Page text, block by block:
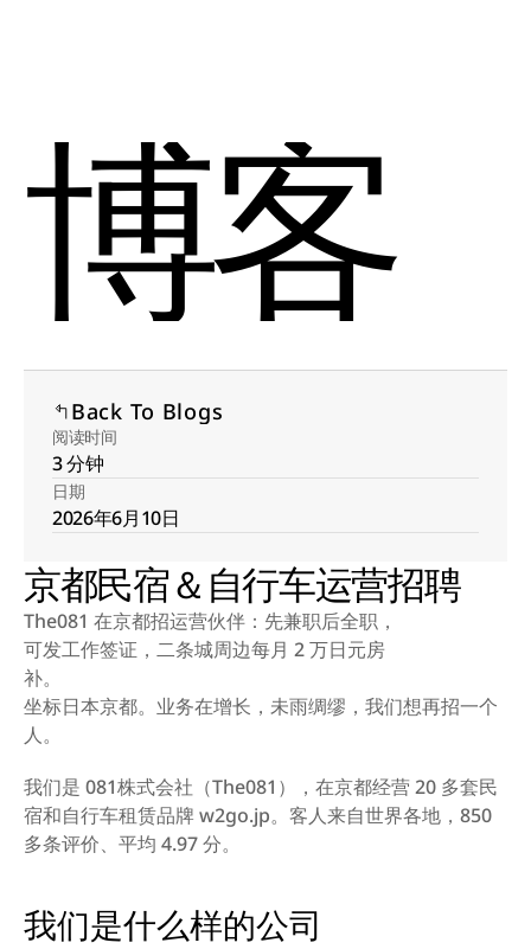
博客
Back To Blogs
阅读时间
3 分钟
日期
2026年6月10日
京都民宿＆自行车运营招聘
The081 在京都招运营伙伴：先兼职后全职，
可发工作签证，二条城周边每月 2 万日元房
补。
坐标日本京都。业务在增长，未雨绸缪，我们想再招一个
人。
我们是 081株式会社（The081），在京都经营 20 多套民
宿和自行车租赁品牌 w2go.jp。客人来自世界各地，850
多条评价、平均 4.97 分。
我们是什么样的公司